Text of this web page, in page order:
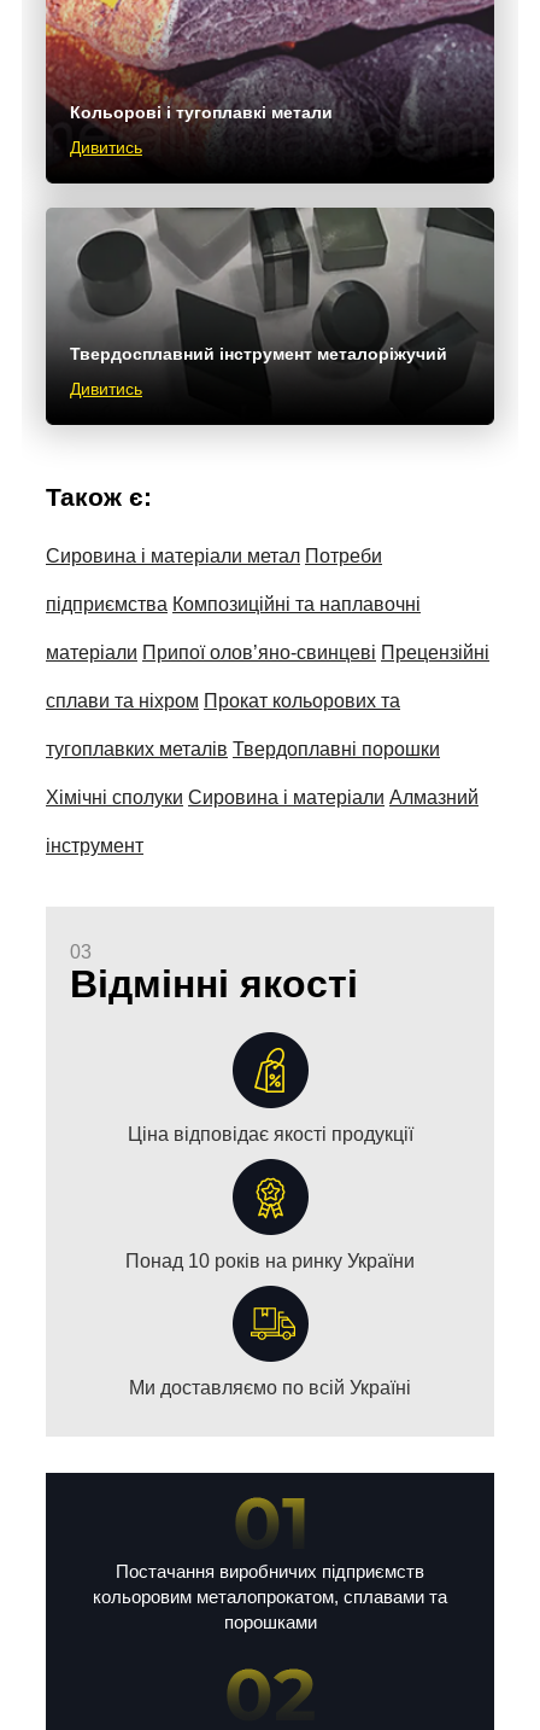
Кольорові і тугоплавкі метали
Дивитись
Твердосплавний інструмент металоріжучий
Дивитись
Також є:
Сировина і матеріали метал Потреби
підприємства Композиційні та наплавочні
матеріали Припої олов’яно-свинцеві Прецензійні
сплави та ніхром Прокат кольорових та
тугоплавких металів Твердоплавні порошки
Хімічні сполуки Сировина і матеріали Алмазний
інструмент
03
Відмінні якості
Ціна відповідає якості продукції
Понад 10 років на ринку України
Ми доставляємо по всій Україні
Постачання виробничих підприємств
кольоровим металопрокатом, сплавами та
порошками